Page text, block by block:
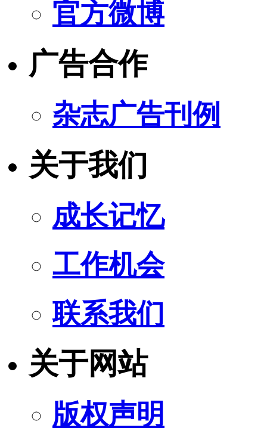
官方微博
广告合作
杂志广告刊例
关于我们
成长记忆
工作机会
联系我们
关于网站
版权声明